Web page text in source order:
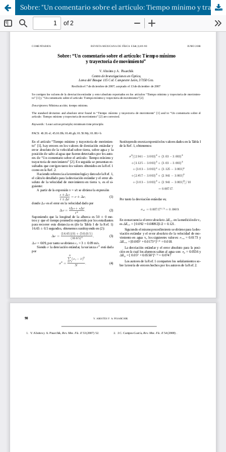
Sobre: "Un comentario sobre el artículo: Tiempo mínimo y trayectoria de movimiento"